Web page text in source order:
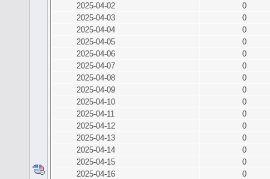
2025-04-02
0
2025-04-03
0
2025-04-04
0
2025-04-05
0
2025-04-06
0
2025-04-07
0
2025-04-08
0
2025-04-09
0
2025-04-10
0
2025-04-11
0
2025-04-12
0
2025-04-13
0
2025-04-14
0
2025-04-15
0
2025-04-16
0